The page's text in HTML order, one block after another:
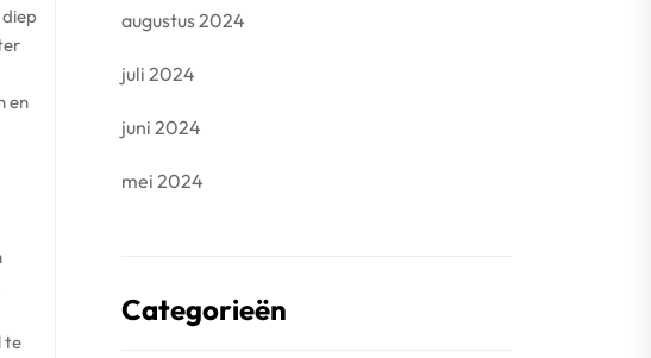
en
te
augustus 2024
juli 2024
juni 2024
mei 2024
Categorieën